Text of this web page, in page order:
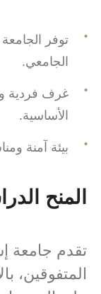
توفر
الجامعي.
غرف فردية
الأساسية.
بيئة آمنة
المنح
تقدم جامعة
المتفوقين،